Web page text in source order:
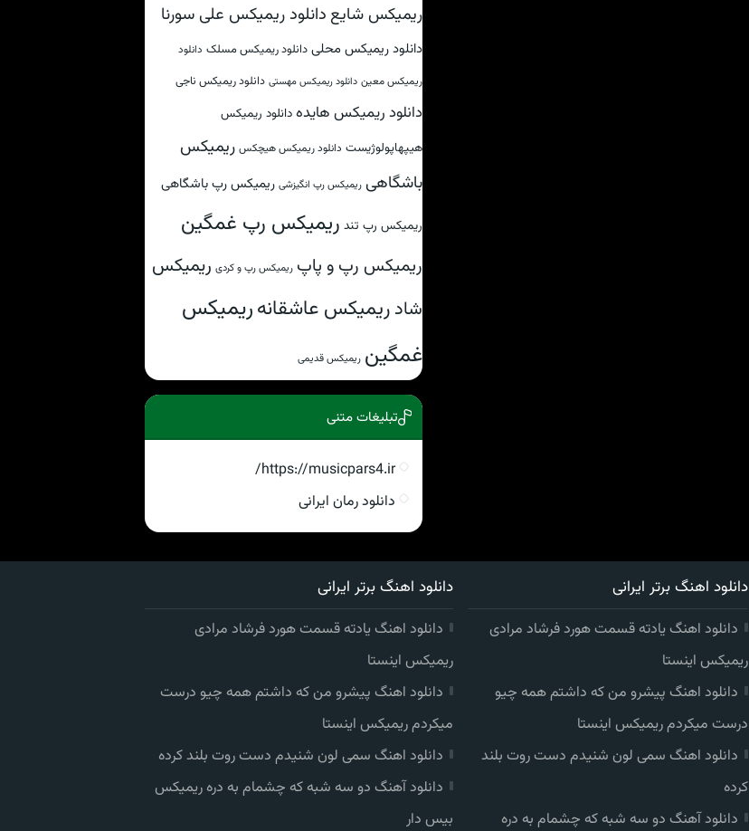
ریمیکس شایع دانلود ریمیکس علی سورنا
دانلود ریمیکس محلی دانلود ریمیکس مسلک دانلود
ریمیکس معین دانلود ریمیکس مهستی دانلود ریمیکس ناجی
دانلود ریمیکس هایده دانلود ریمیکس
هیپهاپولوژیست دانلود ریمیکس هیچکس ریمیکس
باشگاهی ریمیکس رپ انگیزشی ریمیکس رپ باشگاهی
ریمیکس رپ تند ریمیکس رپ غمگین
ریمیکس رپ و پاپ ریمیکس رپ و کردی ریمیکس
شادریمیکس عاشقانهریمیکس
غمگین ریمیکس قدیمی
تبلیغات متنی
https://musicpars4.ir/
دانلود رمان ایرانی
دانلود اهنگ برتر ایرانی
دانلود اهنگ یادته قسمت هورد فرشاد مرادی
ریمیکس اینستا
دانلود اهنگ پیشرو من که داشتم همه چیو
درست میکردم ریمیکس اینستا
دانلود اهنگ سمی لون شنیدم دست روت بلند
کرده
دانلود آهنگ دو سه شبه که چشمام به دره
دانلود اهنگ برتر ایرانی
دانلود اهنگ یادته قسمت هورد فرشاد مرادی
ریمیکس اینستا
دانلود اهنگ پیشرو من که داشتم همه چیو درست
میکردم ریمیکس اینستا
دانلود اهنگ سمی لون شنیدم دست روت بلند کرده
دانلود آهنگ دو سه شبه که چشمام به دره ریمیکس
بیس دار